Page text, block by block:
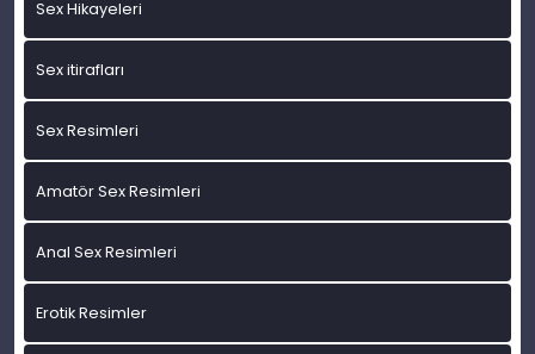
Sex Hikayeleri
Sex itirafları
Sex Resimleri
Amatör Sex Resimleri
Anal Sex Resimleri
Erotik Resimler